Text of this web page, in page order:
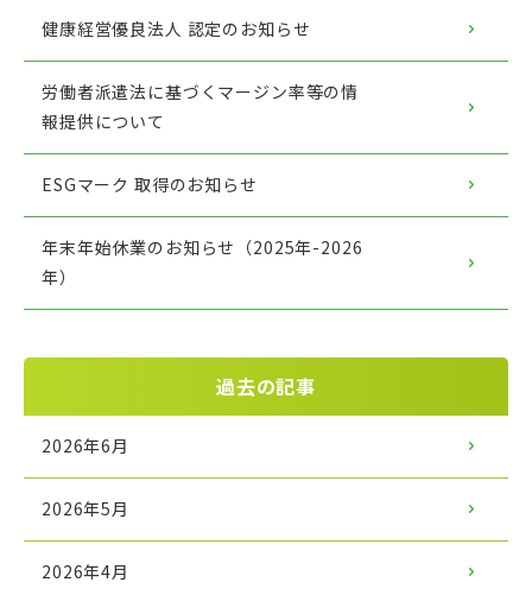
健康経営優良法人 認定のお知らせ
労働者派遣法に基づくマージン率等の情
報提供について
ESGマーク 取得のお知らせ
年末年始休業のお知らせ（2025年-2026
年）
過去の記事
2026年6月
2026年5月
2026年4月